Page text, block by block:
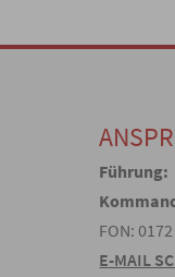
Führung:
FON:
E-MAIL